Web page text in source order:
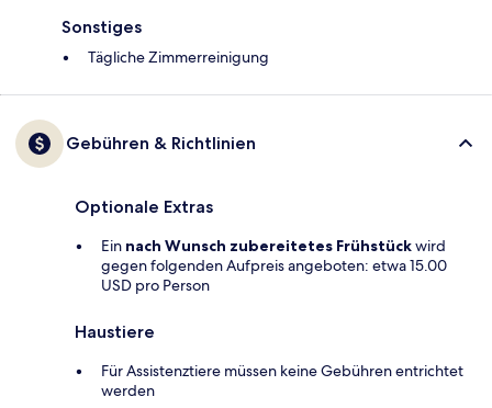
Sonstiges
Tägliche Zimmerreinigung
Gebühren & Richtlinien
Optionale Extras
Ein nach Wunsch zubereitetes Frühstückwird
gegen folgenden Aufpreis angeboten: etwa 15.00
USD pro Person
Haustiere
Für Assistenztiere müssen keine Gebühren entrichtet
werden